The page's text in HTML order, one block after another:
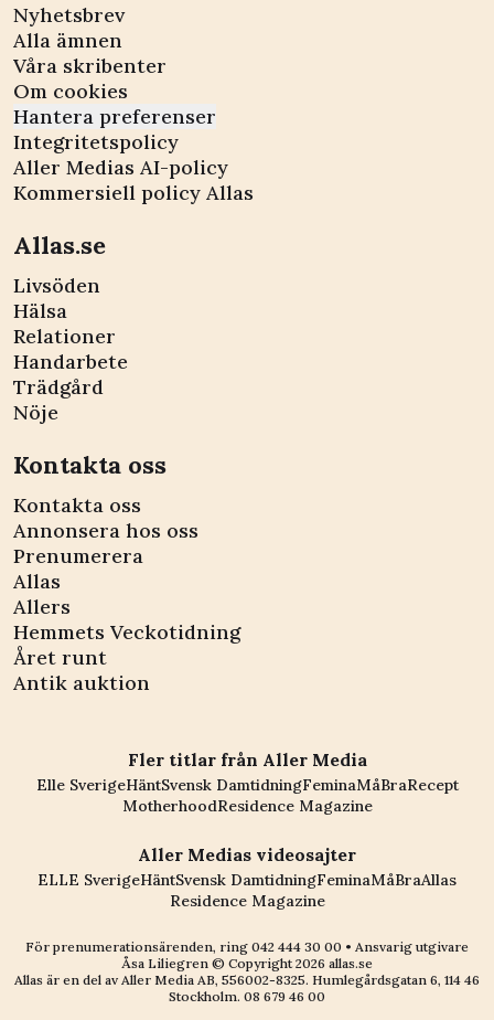
Nyhetsbrev
Alla ämnen
Våra skribenter
Om cookies
Hantera preferenser
Integritetspolicy
Aller Medias AI-policy
Kommersiell policy Allas
Allas.se
Livsöden
Hälsa
Relationer
Handarbete
Trädgård
Nöje
Kontakta oss
Kontakta oss
Annonsera hos oss
Prenumerera
Allas
Allers
Hemmets Veckotidning
Året runt
Antik auktion
Fler titlar från Aller Media
Elle SverigeHäntSvensk DamtidningFeminaMåBraRecept
MotherhoodResidence Magazine
Aller Medias videosajter
ELLE SverigeHäntSvensk DamtidningFeminaMåBraAllas
Residence Magazine
För prenumerationsärenden, ring 042 444 30 00 • Ansvarig utgivare
Åsa Liliegren © Copyright2026 allas.se
Allas är en del av Aller Media AB, 556002-8325. Humlegårdsgatan 6, 114 46
Stockholm. 08 679 46 00